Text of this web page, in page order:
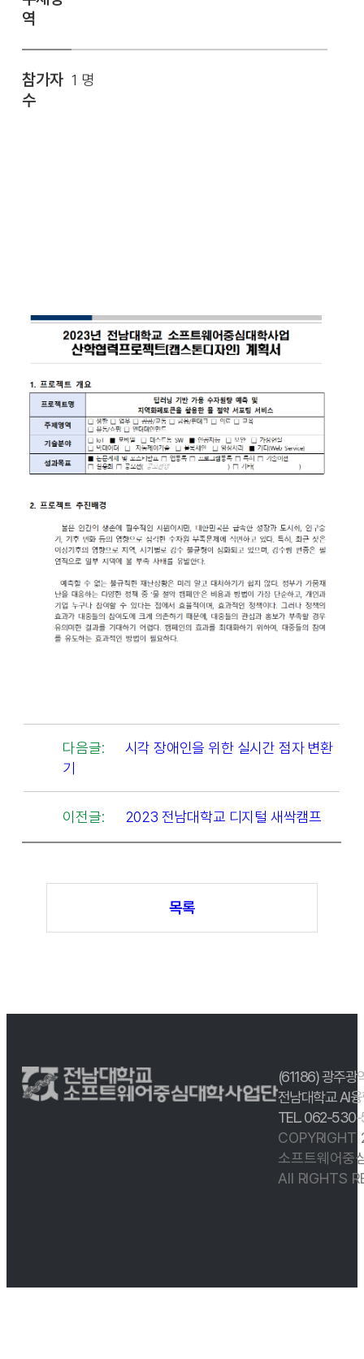
역
참가자
수
1 명
다음글:
시각 장애인을 위한 실시간 점자 변환
기
이전글: 2023 전남대학교 디지털 새싹캠프
목록
(61186) 광주광
전남대학교 AI
TEL. 062-
COPYRIGHT
소프트웨어중
All RIGHTS